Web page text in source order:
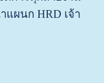
แผนก HRD เจ้า